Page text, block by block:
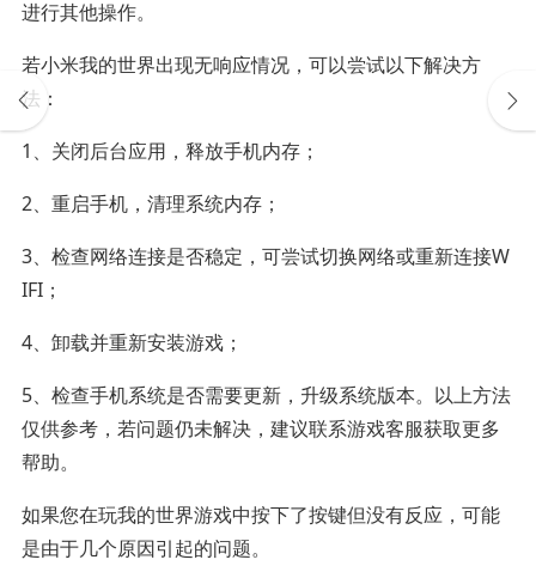
进行其他操作。
若小米我的世界出现无响应情况，可以尝试以下解决方
法：
1、关闭后台应用，释放手机内存；
2、重启手机，清理系统内存；
3、检查网络连接是否稳定，可尝试切换网络或重新连接W
IFI；
4、卸载并重新安装游戏；
5、检查手机系统是否需要更新，升级系统版本。以上方法
仅供参考，若问题仍未解决，建议联系游戏客服获取更多
帮助。
如果您在玩我的世界游戏中按下了按键但没有反应，可能
是由于几个原因引起的问题。